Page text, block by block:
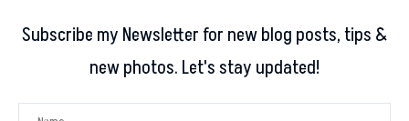
Subscribe my Newsletter for new blog posts, tips &
new photos. Let's stay updated!